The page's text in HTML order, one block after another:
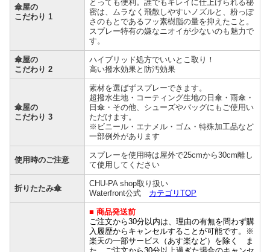
傘屋の
こだわり 1
とっても便利。誰でもキレイに仕上げられる秘
密は、ムラなく飛散しやすいノズルと、粉っぽ
さのもとであるフッ素樹脂の量を抑えたこと。
スプレー特有の嫌なニオイが少ないのも魅力で
す。
傘屋の
こだわり 2
ハイブリッド処方でいいとこ取り！
高い撥水効果と防汚効果
傘屋の
こだわり 3
素材を選ばずスプレーできます。
超撥水生地・コーティング生地の日傘・雨傘・
日傘・その他、シューズやバッグにもご使用い
ただけます。
※ビニール・エナメル・ゴム・特殊加工品など
一部例外があります
使用時のご注意
スプレーを使用時は屋外で25cmから30cm離し
て使用してください
折りたたみ傘
CHU-PA shop取り扱い
Waterfront公式 カテゴリTOP
■ 商品発送前
ご注文から30分以内は、理由の有無を問わず購
入履歴からキャンセルすることが可能です。※
楽天の一部サービス（あす楽など）を除く ま